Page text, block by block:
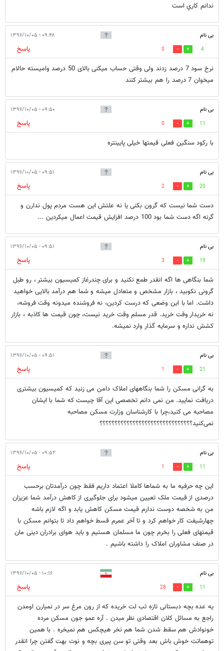
ندانم كاري است
بی نام ۰۹:۴۸ - ۱۳۹۶/۱۰/۰۵
4
0
پاسخ
نرخ سود 7 درصد زدند ولی وقتی حساب میکنی بالای 50 درصد وامیسته حالام
میخوان 7 درصد را هم بیشتر کنند
بی نام ۰۹:۵۰ - ۱۳۹۶/۱۰/۰۵
11
0
پاسخ
با رکود سنگین فعلی قیمتها خیلی پایینتره
بی نام ۰۹:۵۱ - ۱۳۹۶/۱۰/۰۵
20
2
پاسخ
دست شما نیست که گرون بکنی یا نه علتش این هست مردم پول ندارن و
گرنه اگه دست شما بود 100 درصد افزایش قیمت اعمال میکردین ...
بی نام ۰۹:۵۱ - ۱۳۹۶/۱۰/۰۵
19
3
پاسخ
شما بنگاهی ها اگه انقدر طمع نکنید و برای چندرغاز کمیسیون بیشتر ، رو طبل
گرونی نکوبید ، بازار مشخص و متعادل میشه و شما هم درآمد بالایی خواهید
داشت. اما با این وضعی که درست کردین، نه فروشنده میدونه وقت فروشه،
نه خریدار وقت خرید. قدر مسلم وقت خرید نیست، چون قیمت ها کاذبه ، بازار
کشش نداره و سرمایه گذار وارد نمیشه.
بی نام ۰۹:۵۱ - ۱۳۹۶/۱۰/۰۵
21
1
پاسخ
به گرانی مسکن را شما بنگاههای املاک دامن می زنید که کمیسیون بیشتری
دریافت نمایید. من نمی دانم تخصصی این آقا چیست که شما با ایشان
مصاحبه می کنید،‌چرا با کارشناسان وزارت مسکن مصاحبه
نمی‌کنید؟؟؟؟؟؟؟؟؟؟؟؟؟؟؟؟؟؟؟؟؟؟؟؟؟؟؟؟؟؟؟
بی نام ۰۹:۵۲ - ۱۳۹۶/۱۰/۰۵
11
1
پاسخ
این چه حرفیه ما به شماها کاملا اعتماد داریم فقط چون درآمدتان برحسب
درصدی از قیمت ملک تعیین میشود برای جلوگیری از کاهش درآمد شما عزیزان
من به شخصه دوست ندارم قیمت مسکن کاهش یابد و اگه لازم باشه
چهارشیفت کار خواهم کرد و تا آخر عمرم قسط خواهم داد تا بتوانم مسکن با
قیمتهای فعلی را بخرم چون ما مسلمان هستیم و باید هوای برادران دینی مان
در صنف مشاوران املاک را داشته باشیم .
بی نام ۱۰:۱۶ - ۱۳۹۶/۱۰/۰۵
11
28
پاسخ
یه عده بچه دبستانی تازه تب لت خریده که از رون مرغ سر در نمیارن اومدن
راجع به مسائل کلان اقتصادی نظر میدن . آره عمو جون مسکن مرده
خونوادش هم سقط شدن شما هم نخر هیچکس هم نمیخره . با همین
توهماتت خوش باش بعد وقتی تو سن پیری بچه و نوت بهت گفتن چرا انقدر